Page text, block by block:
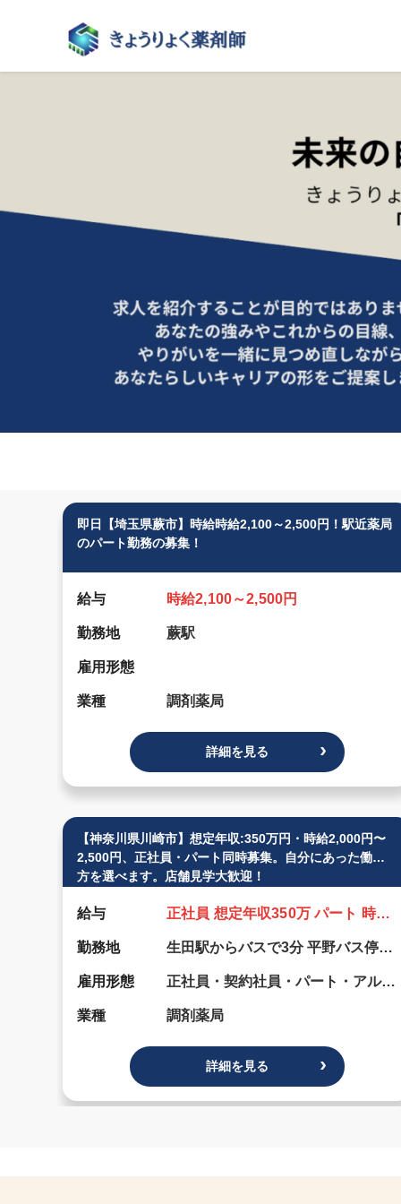
即日【埼玉県蕨市】時給時給2,100～2,500円！駅近薬局
のパート勤務の募集！
給与 時給2,100～2,500円
勤務地 蕨駅
雇用形態
業種 調剤薬局
詳細を見る
【神奈川県川崎市】想定年収:350万円・時給2,000円〜
2,500円、正社員・パート同時募集。自分にあった働き
方を選べます。店舗見学大歓迎！
給与 正社員 想定年収350万 パート 時給2,000円〜2,500円 賞与なし 昇給あり
勤務地 生田駅からバスで3分 平野バス停から徒歩1分
雇用形態 正社員・契約社員・パート・アルバイト
業種 調剤薬局
詳細を見る